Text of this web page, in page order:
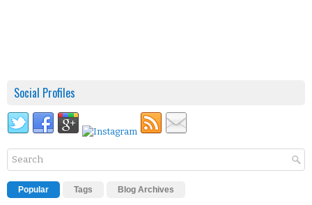
Social Profiles
Popular Tags Blog Archives